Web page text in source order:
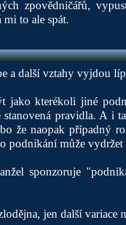
zpovědničářů,
mi to ale spát.
a další vztahy vyjdou
jako kterékoli jiné
pravidla. A i
že naopak případný
podnikání může vydržet
sponzoruje
jen další variace